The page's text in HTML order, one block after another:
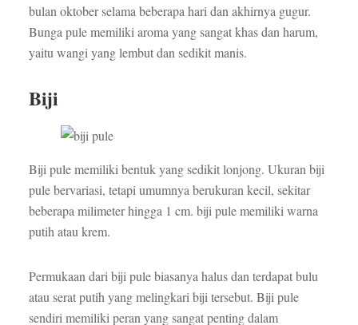
bulan oktober selama beberapa hari dan akhirnya gugur.
Bunga pule memiliki aroma yang sangat khas dan harum,
yaitu wangi yang lembut dan sedikit manis.
Biji
Biji pule memiliki bentuk yang sedikit lonjong. Ukuran biji
pule bervariasi, tetapi umumnya berukuran kecil, sekitar
beberapa milimeter hingga 1 cm. biji pule memiliki warna
putih atau krem.
Permukaan dari biji pule biasanya halus dan terdapat bulu
atau serat putih yang melingkari biji tersebut. Biji pule
sendiri memiliki peran yang sangat penting dalam